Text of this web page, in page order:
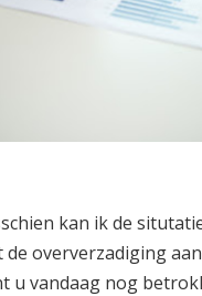
kan ik de
de oververzadiging
u vandaag nog